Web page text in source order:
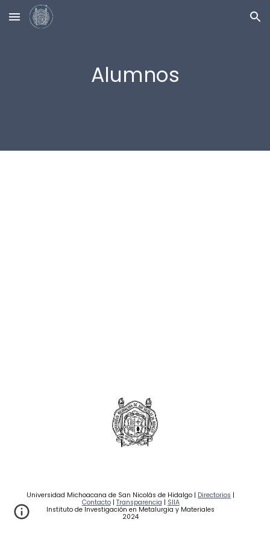
Skip to main content Skip to navigation
Alumnos
Universidad Michoacana de San Nicolás de Hidalgo | Directorios |
Contacto| Transparencia | SIIA
Instituto de Investigación en Metalurgia y Materiales
2024